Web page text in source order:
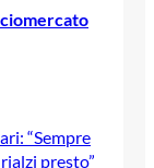
“Sempre
presto”